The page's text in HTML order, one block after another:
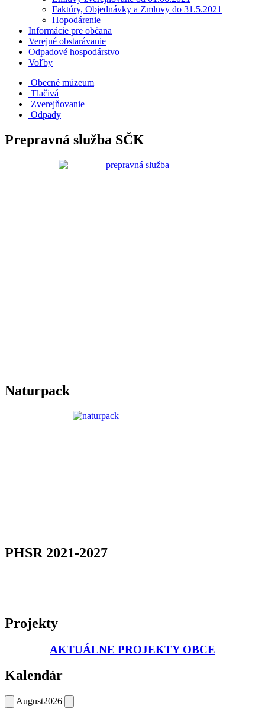
Faktúry, Objednávky a Zmluvy do 31.5.2021
Hopodárenie
Informácie pre občana
Verejné obstarávanie
Odpadové hospodárstvo
Voľby
Obecné múzeum
Tlačivá
Zverejňovanie
Odpady
Prepravná služba SČK
Naturpack
PHSR 2021-2027
Projekty
AKTUÁLNE PROJEKTY OBCE
Kalendár
August2026